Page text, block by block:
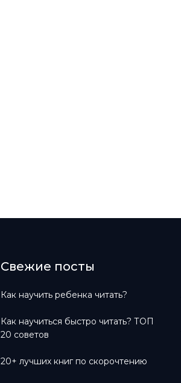
Свежие посты
Как научить ребенка читать?
Как научиться быстро читать? ТОП
20 советов
20+ лучших книг по скорочтению